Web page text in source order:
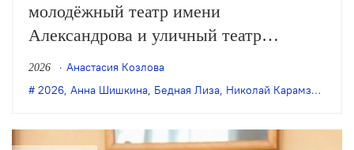
молодёжный театр имени
Александрова и уличный театр
«Странствующие куклы господина
Пэжо» из Санкт-Петербурга покажут
«Бедная Лиза» по одноимённой
2026
Анастасия Козлова
2026 Анна Шишкина Бедная Лиза Николай Карамзин